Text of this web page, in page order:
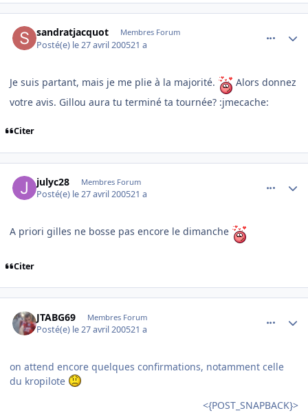
sandratjacquot Membres Forum
Posté(e) le 27 avril 200521 a
Je suis partant, mais je me plie à la majorité.
Alors donnez
votre avis. Gillou aura tu terminé ta tournée? :jmecache:
Citer
julyc28 Membres Forum
Posté(e) le 27 avril 200521 a
A priori gilles ne bosse pas encore le dimanche
Citer
JTABG69 Membres Forum
Posté(e) le 27 avril 200521 a
on attend encore quelques confirmations, notamment celle
du kropilote
<{POST_SNAPBACK}>